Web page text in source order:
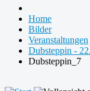
Home
Bilder
Veranstaltungen
Dubsteppin -
Dubsteppin_7